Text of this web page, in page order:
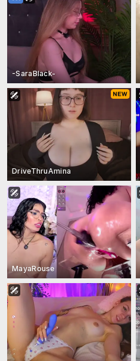
-SaraBlack-
DriveThruAmina
MayaRouse